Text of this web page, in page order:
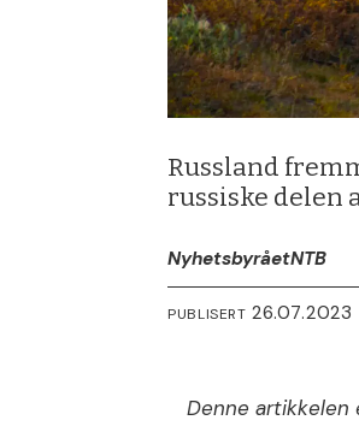
Russland
russiske delen
NyhetsbyråetNTB
PUBLISERT
Denne artikkelen